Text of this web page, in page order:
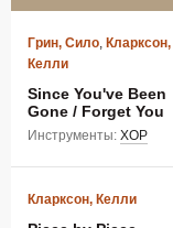
Грин, Сило, Кларксон,
Келли
Since You've Been
Gone / Forget You
Инструменты: ХОР
Кларксон, Келли